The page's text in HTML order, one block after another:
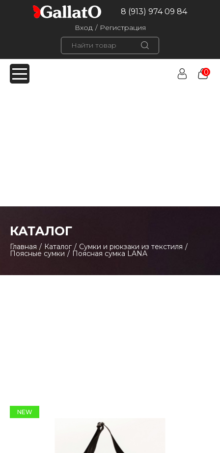
8 (913) 974 09 84
Вход / Регистрация
0
КАТАЛОГ
Главная / Каталог / Сумки и рюкзаки из текстиля /
Поясные сумки / Поясная сумка LANA
NEW